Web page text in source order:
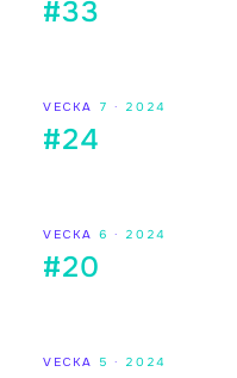
#33
VECKA 7 · 2024
#24
VECKA 6 · 2024
#20
VECKA 5 · 2024